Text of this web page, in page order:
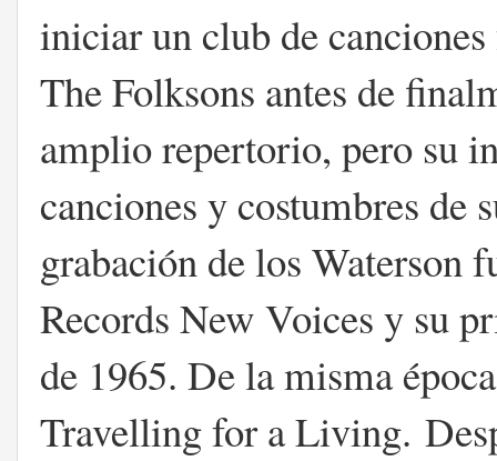
iniciar un club de
The Folksons antes de
amplio repertorio, pero su
canciones y costumbres de
grabación de los Waterson
Records New Voices y su
de 1965. De la misma
Travelling for a Living.